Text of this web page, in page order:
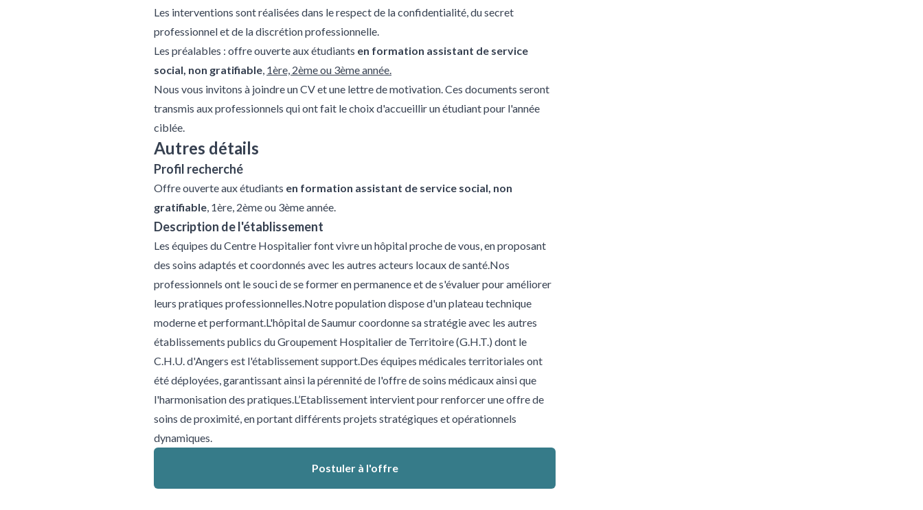
Les interventions sont réalisées dans le respect de la confidentialité, du secret
professionnel et de la discrétion professionnelle.
Les préalables : offre ouverte aux étudiants en formation assistant de service
social, non gratifiable 1ère, 2ème ou 3ème année.
Nous vous invitons à joindre un CV et une lettre de motivation. Ces documents seront
transmis aux professionnels qui ont fait le choix d'accueillir un étudiant pour l'année
ciblée.
Autres détails
Profil recherché
Offre ouverte aux étudiants en formation assistant de service social, non
gratifiable , 1ère, 2ème ou 3ème année.
Description de l'établissement
Les équipes du Centre Hospitalier font vivre un hôpital proche de vous, en proposant
des soins adaptés et coordonnés avec les autres acteurs locaux de santé.Nos
professionnels ont le souci de se former en permanence et de s'évaluer pour améliorer
leurs pratiques professionnelles.Notre population dispose d'un plateau technique
moderne et performant.L'hôpital de Saumur coordonne sa stratégie avec les autres
établissements publics du Groupement Hospitalier de Territoire (G.H.T.) dont le
C.H.U. d'Angers est l'établissement support.Des équipes médicales territoriales ont
été déployées, garantissant ainsi la pérennité de l'offre de soins médicaux ainsi que
l'harmonisation des pratiques.L’Etablissement intervient pour renforcer une offre de
soins de proximité, en portant différents projets stratégiques et opérationnels
dynamiques.
Postuler à l'offre